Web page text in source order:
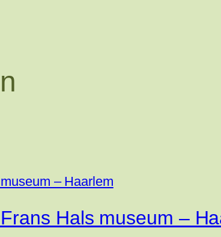
Hals museum –